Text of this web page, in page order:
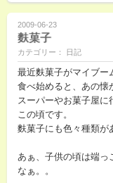
2009-06-23
麩菓子
カテゴリー： 日記
最近麩菓子がマイブー
食べ始めると、あの懐
スーパーやお菓子屋に
この頃です。
麩菓子にも色々種類が
あぁ、子供の頃は端っ
なぁ。。